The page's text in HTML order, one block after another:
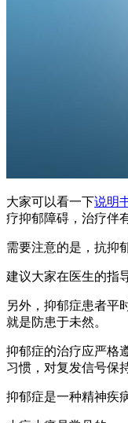
大家可以看一下说明
疗抑郁障碍，治疗伴
需要注意的是，抗抑
建议大家在医生的指
另外，抑郁症患者平
就是防患于未然。
抑郁症的治疗应严格
习惯，对复发信号保
抑郁症是一种精神疾